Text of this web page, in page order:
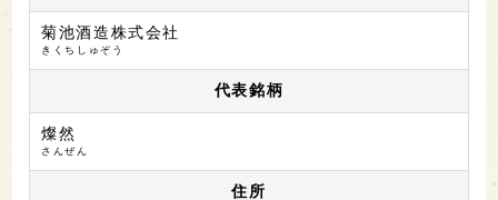
菊池酒造株式会社
きくちしゅぞう
代表銘柄
燦然
さんぜん
住所